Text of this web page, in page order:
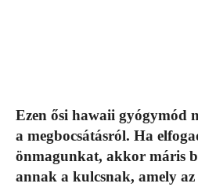
Ezen ősi hawaii gyógymód
a megbocsátásról. Ha
önmagunkat, akkor máris
annak a kulcsnak, amely az